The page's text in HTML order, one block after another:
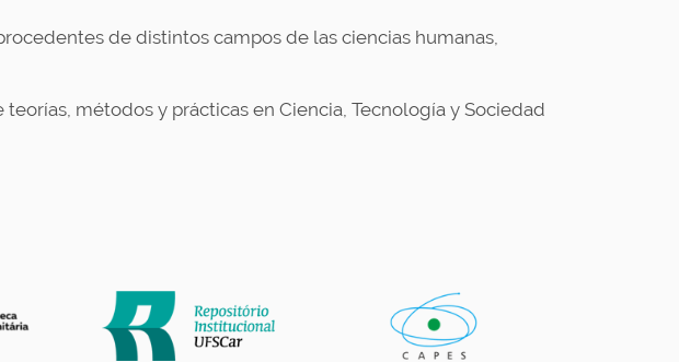
de distintos campos de las ciencias humanas,
métodos y prácticas en Ciencia, Tecnología y Sociedad